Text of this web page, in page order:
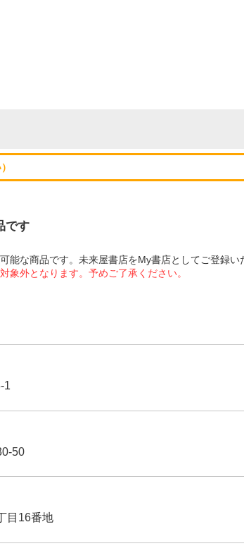
です
能な商品です。未来屋書店をMy書店としてご登録い
外となります。予めご了承ください。
1
50
目16番地